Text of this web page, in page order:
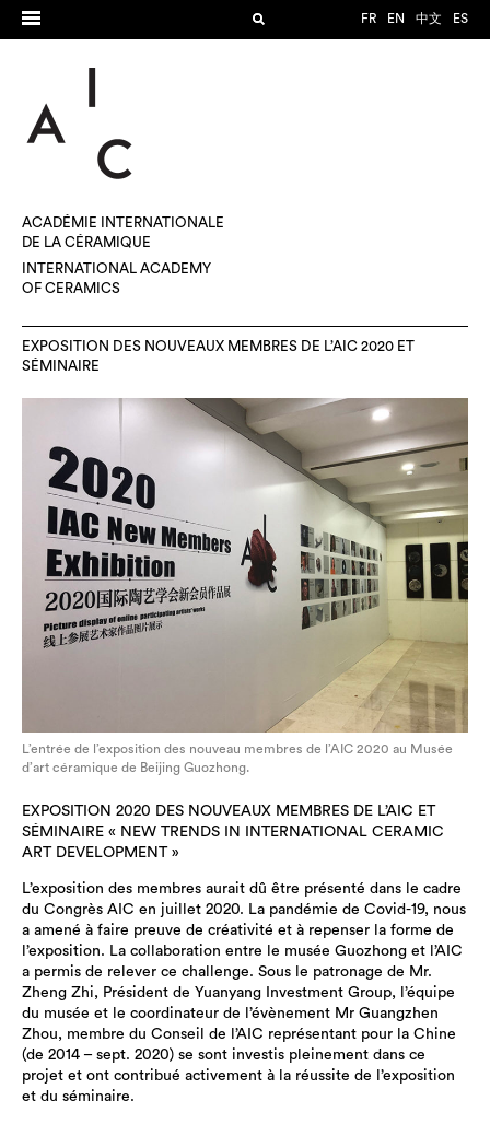
FR EN 中文 ES
ACADÉMIE INTERNATIONALE
DE LA CÉRAMIQUE
INTERNATIONAL ACADEMY
OF CERAMICS
EXPOSITION DES NOUVEAUX MEMBRES DE L’AIC 2020 ET
SÉMINAIRE
L’entrée de l’exposition des nouveau membres de l’AIC 2020 au Musée
d’art céramique de Beijing Guozhong.
EXPOSITION 2020 DES NOUVEAUX MEMBRES DE L’AIC ET
SÉMINAIRE « NEW TRENDS IN INTERNATIONAL CERAMIC
ART DEVELOPMENT »
L’exposition des membres aurait dû être présenté dans le cadre
du Congrès AIC en juillet 2020. La pandémie de Covid-19, nous
a amené à faire preuve de créativité et à repenser la forme de
l’exposition. La collaboration entre le musée Guozhong et l’AIC
a permis de relever ce challenge. Sous le patronage de Mr.
Zheng Zhi, Président de Yuanyang Investment Group, l’équipe
du musée et le coordinateur de l’évènement Mr Guangzhen
Zhou, membre du Conseil de l’AIC représentant pour la Chine
(de 2014 – sept. 2020) se sont investis pleinement dans ce
projet et ont contribué activement à la réussite de l’exposition
et du séminaire.